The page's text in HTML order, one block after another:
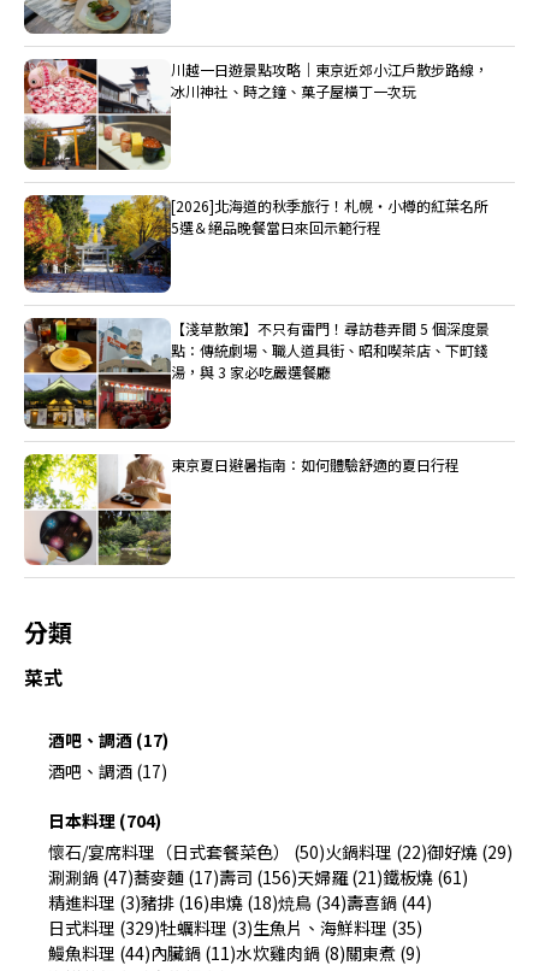
川越一日遊景點攻略｜東京近郊小江戶散步路線，
冰川神社、時之鐘、菓子屋橫丁一次玩
[2026]北海道的秋季旅行！札幌・小樽的紅葉名所
5選＆絕品晚餐當日來回示範行程
【淺草散策】不只有雷門！尋訪巷弄間 5 個深度景
點：傳統劇場、職人道具街、昭和喫茶店、下町錢
湯，與 3 家必吃嚴選餐廳
東京夏日避暑指南：如何體驗舒適的夏日行程
分類
菜式
酒吧、調酒 (17)
酒吧、調酒 (17)
日本料理 (704)
懷石/宴席料理（日式套餐菜色） (50)火鍋料理 (22)御好燒 (29)
涮涮鍋 (47)蕎麥麵 (17)壽司 (156)天婦羅 (21)鐵板燒 (61)
精進料理 (3)豬排 (16)串燒 (18)焼鳥 (34)壽喜鍋 (44)
日式料理 (329)牡蠣料理 (3)生魚片、海鮮料理 (35)
鰻魚料理 (44)內臟鍋 (11)水炊雞肉鍋 (8)關東煮 (9)